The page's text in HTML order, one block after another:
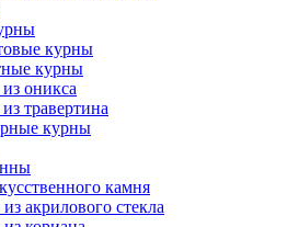
курны
курны
оникса
травертина
курны
камня
акрилового стекла